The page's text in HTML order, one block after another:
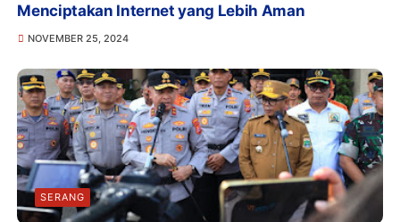
Menciptakan Internet yang Lebih Aman
NOVEMBER 25, 2024
SERANG